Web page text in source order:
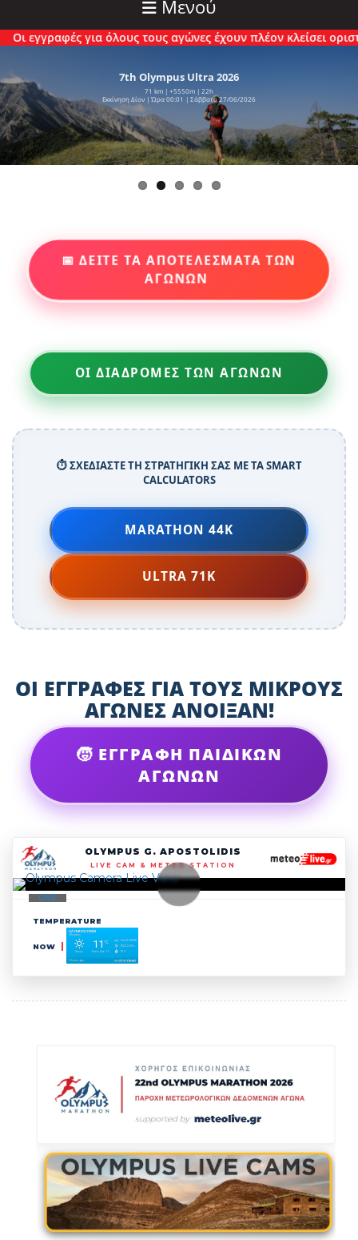
Μενού
για όλους τους αγώνες έχουν πλέον κλείσει οριστικά.
71 km | +5550m | 22h
Εκκίνηση Δίον | Ώρα 00:01 | Σάββατο 27/06/2026
7th Olympus Ultra 2026
📅 ΔΕΙΤΕ ΤΑ ΑΠΟΤΕΛΕΣΜΑΤΑ ΤΩΝ
ΑΓΩΝΩΝ
ΟΙ ΔΙΑΔΡΟΜΕΣ ΤΩΝ ΑΓΩΝΩΝ
⏱️ ΣΧΕΔΙΑΣΤΕ ΤΗ ΣΤΡΑΤΗΓΙΚΗ ΣΑΣ ΜΕ ΤΑ SMART
CALCULATORS
MARATHON 44K
ULTRA 71K
ΟΙ ΕΓΓΡΑΦΕΣ ΓΙΑ ΤΟΥΣ ΜΙΚΡΟΥΣ
ΑΓΩΝΕΣ ΑΝΟΙΞΑΝ!
🧒 ΕΓΓΡΑΦΗ ΠΑΙΔΙΚΩΝ
ΑΓΩΝΩΝ
OLYMPUS G. APOSTOLIDIS
LIVE CAM & METEO STATION
LIVE
TEMPERATURE
NOW